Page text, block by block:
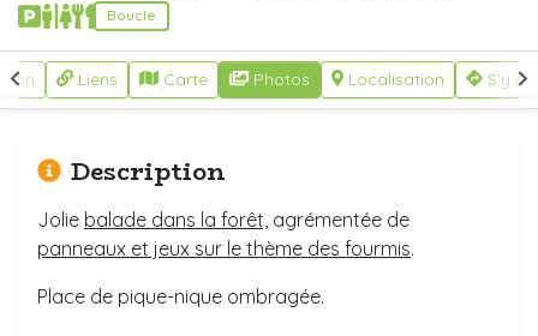
Boucle
Liens Carte Photos Localisation S'y
Description
Jolie balade dans la forêt, agrémentée de
panneaux et jeux sur le thème des fourmis.
Place de pique-nique ombragée.